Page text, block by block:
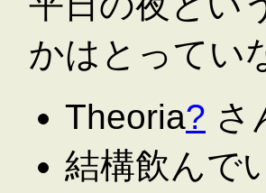
かはとってい
Theoria? さ
結構飲んで